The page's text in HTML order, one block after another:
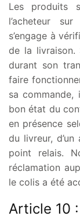
Les produits
l’acheteur
s’engage à
de la livraison.
durant son
faire
sa
bon état du
en présence
du livreur,
point relais.
réclamation
le colis a été
Article 10